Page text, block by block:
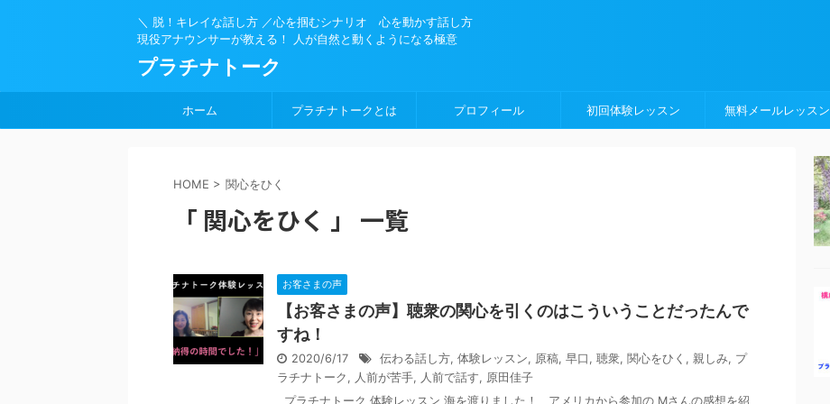
＼ 脱！キレイな話し方 ／心を掴むシナリオ 心を動かす話し方
現役アナウンサーが教える！ 人が自然と動くようになる極意
プラチナトーク
ホーム プラチナトークとは プロフィール 初回体験レッスン 無料メールレッスン
HOME > 関心をひく
「 関心をひく 」 一覧
お客さまの声
【お客さまの声】聴衆の関心を引くのはこういうことだったんで
すね！
2020/6/17 伝わる話し方, 体験レッスン, 原稿, 早口 , 聴衆, 関心をひく , 親しみ, プ
ラチナトーク , 人前が苦手, 人前で話す, 原田佳子
プラチナトーク 体験レッスン 海を渡りました！ アメリカから参加の Mさんの感想を紹